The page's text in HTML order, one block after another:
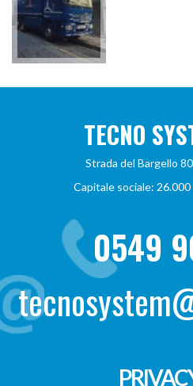
TECNO
Strada del Bargello
Capitale sociale:
0549